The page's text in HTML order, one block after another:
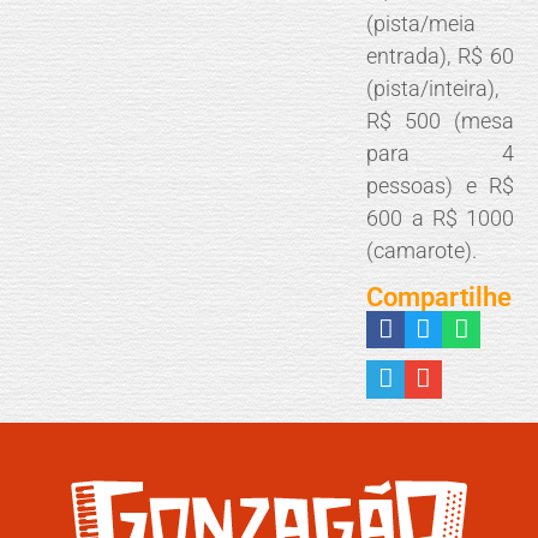
(pista/meia
entrada), R$ 60
(pista/inteira),
R$ 500 (mesa
para 4
pessoas) e R$
600 a R$ 1000
(camarote).
Compartilhe